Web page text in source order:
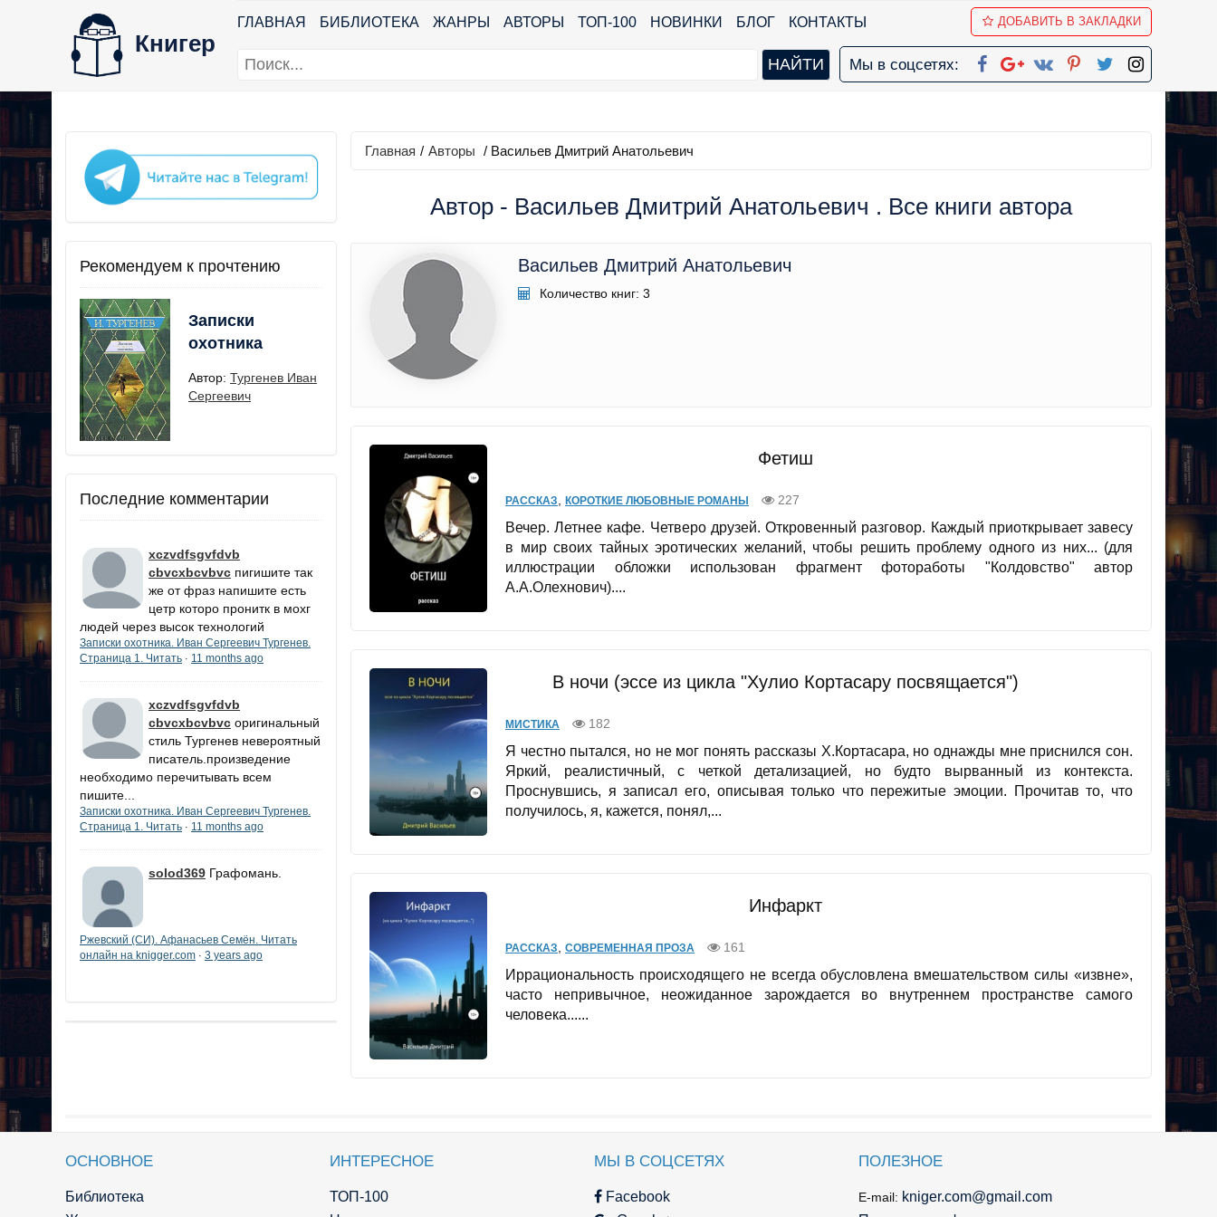
Книгер
ГЛАВНАЯ БИБЛИОТЕКА ЖАНРЫ АВТОРЫ ТОП-100 НОВИНКИ БЛОГ КОНТАКТЫ ДОБАВИТЬ В ЗАКЛАДКИ
Мы в соцсетях:
Рекомендуем к прочтению
Записки
охотника
Автор: Тургенев Иван
Сергеевич
Последние комментарии
xczvdfsgvfdvb
cbvcxbcvbvc пигишите так
же от фраз напишите есть
цетр которо пронитк в мохг
людей через высок технологий
Записки охотника. Иван Сергеевич Тургенев.
Страница 1. Читать · 11 months ago
xczvdfsgvfdvb
cbvcxbcvbvc оригинальный
стиль Тургенев невероятный
писатель.произведение
необходимо перечитывать всем
пишите...
Записки охотника. Иван Сергеевич Тургенев.
Страница 1. Читать · 11 months ago
solod369 Графомань.
Ржевский (СИ). Афанасьев Семён. Читать
онлайн на knigger.com · 3 years ago
Главная / Авторы / Васильев Дмитрий Анатольевич
Автор - Васильев Дмитрий Анатольевич . Все книги автора
Васильев Дмитрий Анатольевич
Количество книг: 3
Фетиш
РАССКАЗ КОРОТКИЕ ЛЮБОВНЫЕ РОМАНЫ 227
Вечер. Летнее кафе. Четверо друзей. Откровенный разговор. Каждый приоткрывает завесу
в мир своих тайных эротических желаний, чтобы решить проблему одного из них... (для
иллюстрации обложки использован фрагмент фотоработы "Колдовство" автор
А.А.Олехнович)....
В ночи (эссе из цикла "Хулио Кортасару посвящается")
МИСТИКА 182
Я честно пытался, но не мог понять рассказы Х.Кортасара, но однажды мне приснился сон.
Яркий, реалистичный, с четкой детализацией, но будто вырванный из контекста.
Проснувшись, я записал его, описывая только что пережитые эмоции. Прочитав то, что
получилось, я, кажется, понял,...
Инфаркт
РАССКАЗ СОВРЕМЕННАЯ ПРОЗА 161
Иррациональность происходящего не всегда обусловлена вмешательством силы «извне»,
часто непривычное, неожиданное зарождается во внутреннем пространстве самого
человека......
ОСНОВНОЕ
Библиотека
ИНТЕРЕСНОЕ
ТОП-100
МЫ В СОЦСЕТЯХ
Facebook
ПОЛЕЗНОЕ
E-mail: kniger.com@gmail.com